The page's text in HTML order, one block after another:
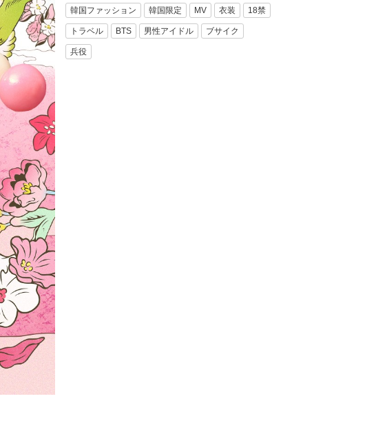
韓国ファッション 韓国限定 MV 衣装 18禁
トラベル BTS 男性アイドル ブサイク
兵役